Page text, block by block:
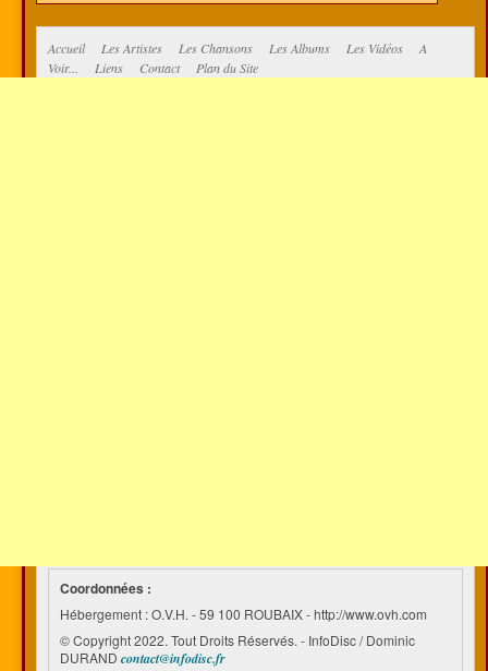
Accueil Les Artistes Les Chansons Les Albums Les Vidéos
A
Voir...
Liens Contact Plan du Site
Coordonnées :
Hébergement : O.V.H. - 59 100 ROUBAIX - http://www.ovh.com
© Copyright 2022. Tout Droits Réservés. - InfoDisc / Dominic
DURAND contact@infodisc.fr